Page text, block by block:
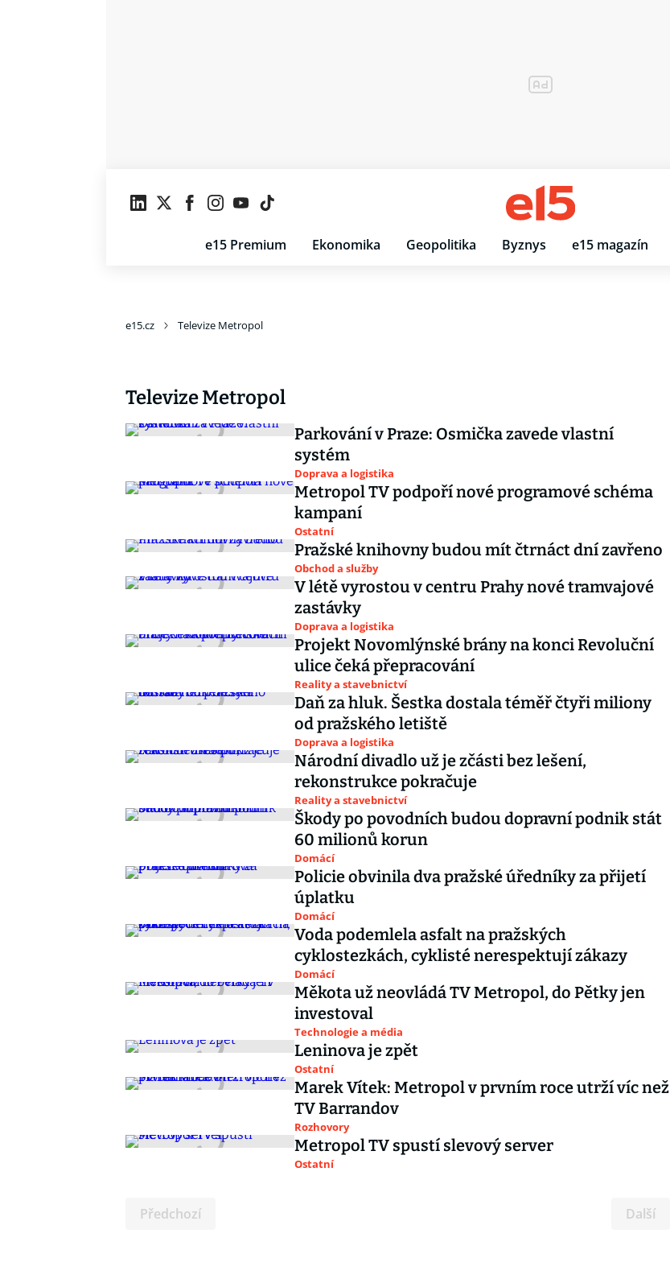
e15 Premium Ekonomika Geopolitika Byznys e15 magazín
e15.cz Televize Metropol
Televize Metropol
Parkování v Praze: Osmička zavede vlastní
systém
Doprava a logistika
Metropol TV podpoří nové programové schéma
kampaní
Ostatní
Pražské knihovny budou mít čtrnáct dní zavřeno
Obchod a služby
V létě vyrostou v centru Prahy nové tramvajové
zastávky
Doprava a logistika
Projekt Novomlýnské brány na konci Revoluční
ulice čeká přepracování
Reality a stavebnictví
Daň za hluk. Šestka dostala téměř čtyři miliony
od pražského letiště
Doprava a logistika
Národní divadlo už je zčásti bez lešení,
rekonstrukce pokračuje
Reality a stavebnictví
Škody po povodních budou dopravní podnik stát
60 milionů korun
Domácí
Policie obvinila dva pražské úředníky za přijetí
úplatku
Domácí
Voda podemlela asfalt na pražských
cyklostezkách, cyklisté nerespektují zákazy
Domácí
Měkota už neovládá TV Metropol, do Pětky jen
investoval
Technologie a média
Leninova je zpět
Ostatní
Marek Vítek: Metropol v prvním roce utrží víc než
TV Barrandov
Rozhovory
Metropol TV spustí slevový server
Ostatní
Předchozí Další